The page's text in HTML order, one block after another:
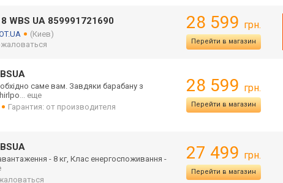
WBS UA 859991721690
(Киев)
28 599 грн.
Перейти в магазин
саме вам. Завдяки барабану з
... еще
Гарантия: от производителя
28 599 грн.
Перейти в магазин
- 8 кг, Клас енергоспоживання -
27 499 грн.
Перейти в магазин